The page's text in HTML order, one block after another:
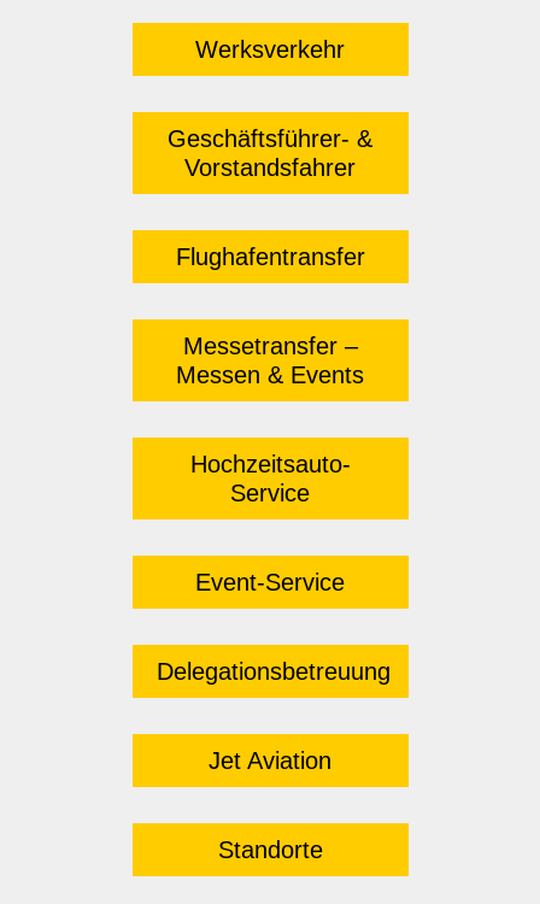
Werksverkehr
Geschäftsführer- &
Vorstandsfahrer
Flughafentransfer
Messetransfer –
Messen & Events
Hochzeitsauto-
Service
Event-Service
Delegationsbetreuung
Jet Aviation
Standorte